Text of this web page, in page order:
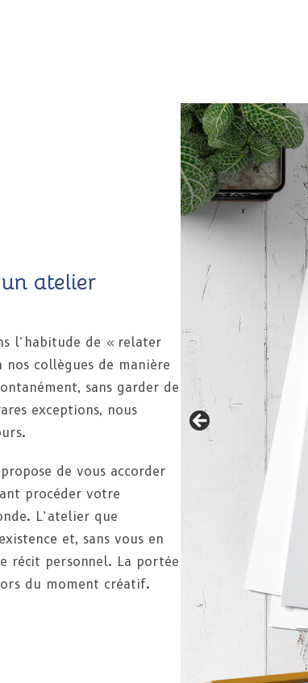
atelier
l’habitude de « relater
collègues de manière
sans garder de
exceptions, nous
de vous accorder
procéder votre
L’atelier que
et, sans vous en
récit personnel. La portée
du moment créatif.